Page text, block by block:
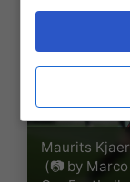
Maurits
(📷 by